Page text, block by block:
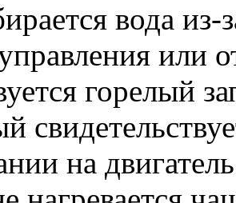
вода из-
или
горелый
на